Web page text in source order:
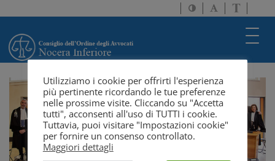
Attiva/disattiva
alto
Attiva/
dimensione
a
solo
Utilizziamo i cookie per offrirti l'esperienza
più pertinente ricordando le tue preferenze
nelle prossime visite. Cliccando su "Accetta
tutti", acconsenti all'uso di TUTTI i cookie.
Tuttavia, puoi visitare "Impostazioni cookie"
per fornire un consenso controllato.
Maggiori dettagli